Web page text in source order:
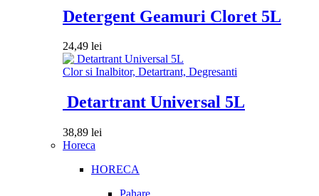
Detergent Geamuri Cloret 5L
24,49 lei
Clor si Inalbitor, Detartrant, Degresanti
Detartrant Universal 5L
38,89 lei
Horeca
HORECA